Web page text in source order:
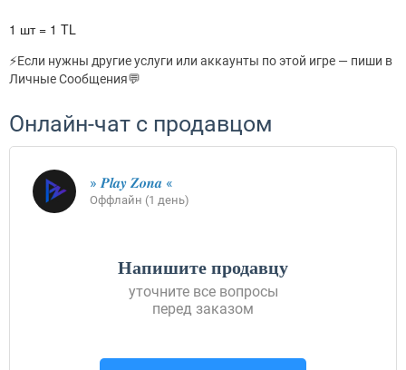
1 шт = 1 TL
⚡Если нужны другие услуги или аккаунты по этой игре — пиши в
Личные Сообщения💬
Онлайн-чат с продавцом
» 𝑷𝒍𝒂𝒚 𝒁𝒐𝒏𝒂 «
Оффлайн (1 день)
Напишите продавцу
уточните все вопросы
перед заказом